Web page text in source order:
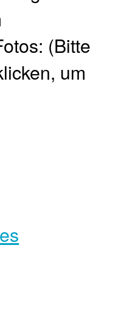
(Bitte
um